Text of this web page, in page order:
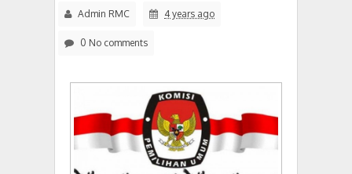
Admin RMC 4 years ago
0 No comments